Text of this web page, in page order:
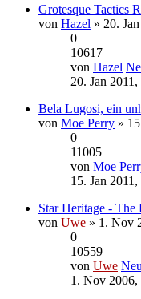
Grotesque Tactics
von Hazel » 20.
0
10617
von Hazel
20. Jan
Bela Lugosi, ein
von Moe Perry »
0
11005
von Moe
15. Jan
Star Heritage - The
von Uwe » 1. Nov
0
10559
von Uwe
1. Nov 2006,